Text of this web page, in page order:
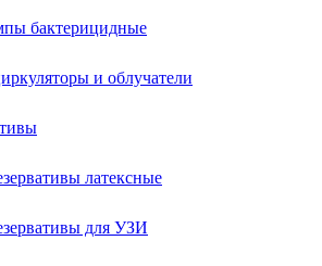
бактерицидные
и облучатели
латексные
для УЗИ